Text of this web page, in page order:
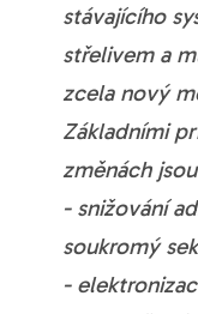
stávajícího
střelivem a
zcela nový
Základními
změnách
- snižování
soukromý
-